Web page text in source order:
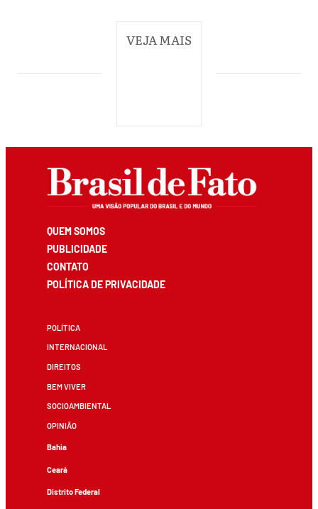
VEJA MAIS
QUEM SOMOS
PUBLICIDADE
CONTATO
POLÍTICA DE PRIVACIDADE
POLÍTICA
INTERNACIONAL
DIREITOS
BEM VIVER
SOCIOAMBIENTAL
OPINIÃO
Bahia
Ceará
Distrito Federal